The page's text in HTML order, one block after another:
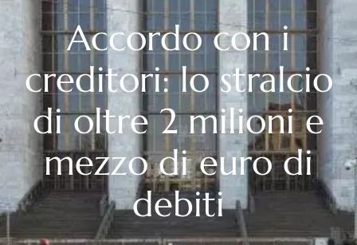
Accordo con i
creditori: lo stralcio
di oltre 2 milioni e
mezzo di euro di
debiti